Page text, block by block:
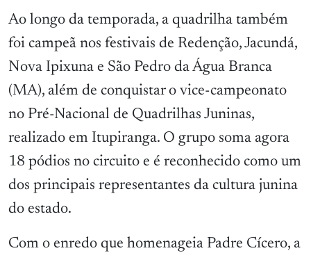
Ao longo da temporada, a quadrilha também
foi campeã nos festivais de Redenção, Jacundá,
Nova Ipixuna e São Pedro da Água Branca
(MA), além de conquistar o vice-campeonato
no Pré-Nacional de Quadrilhas Juninas,
realizado em Itupiranga. O grupo soma agora
18 pódios no circuito e é reconhecido como um
dos principais representantes da cultura junina
do estado.
Com o enredo que homenageia Padre Cícero, a